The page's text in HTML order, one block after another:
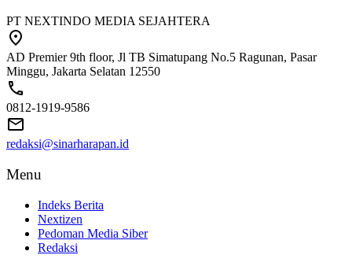
PT NEXTINDO MEDIA SEJAHTERA
AD Premier 9th floor, Jl TB Simatupang No.5 Ragunan, Pasar
Minggu, Jakarta Selatan 12550
0812-1919-9586
redaksi@sinarharapan.id
Menu
Indeks Berita
Nextizen
Pedoman Media Siber
Redaksi